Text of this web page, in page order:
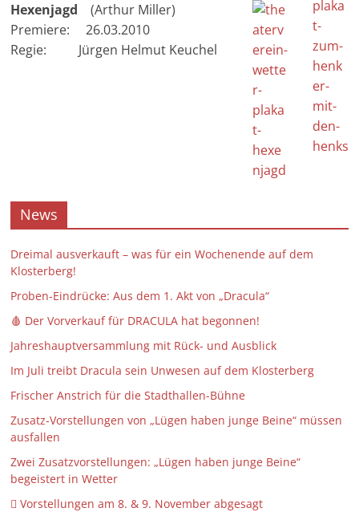
Hexenjagd (Arthur Miller)
Premiere: 26.03.2010
Regie: Jürgen Helmut Keuchel
News
Dreimal ausverkauft – was für ein Wochenende auf dem
Klosterberg!
Proben-Eindrücke: Aus dem 1. Akt von „Dracula“
🩸 Der Vorverkauf für DRACULA hat begonnen!
Jahreshauptversammlung mit Rück- und Ausblick
Im Juli treibt Dracula sein Unwesen auf dem Klosterberg
Frischer Anstrich für die Stadthallen-Bühne
Zusatz-Vorstellungen von „Lügen haben junge Beine“ müssen
ausfallen
Zwei Zusatzvorstellungen: „Lügen haben junge Beine“
begeistert in Wetter
 Vorstellungen am 8. & 9. November abgesagt